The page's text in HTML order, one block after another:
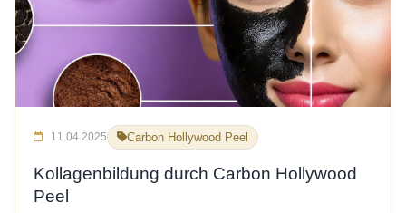
11.04.2025 Carbon Hollywood Peel
Kollagenbildung durch Carbon Hollywood
Peel